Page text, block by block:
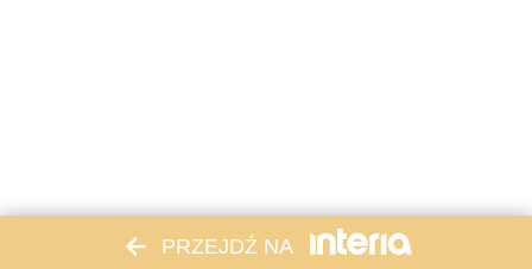
PRZEJDŹ NA